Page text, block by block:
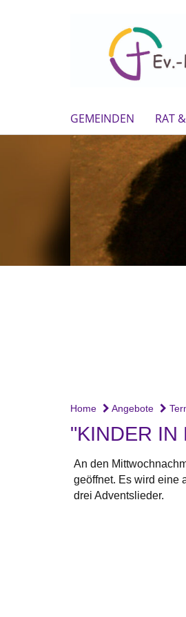
GEMEINDEN RAT
Home Angebote
"KINDER IN
An den
geöffnet. Es wird eine
drei Adventslieder.